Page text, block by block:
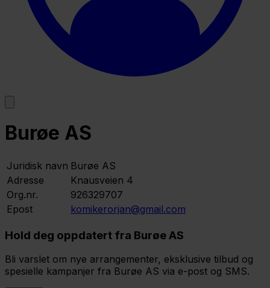
Burøe AS
Juridisk navn Burøe AS
Adresse
Knausveien 4
Org.nr.
926329707
Epost
komikerorjan@gmail.com
Hold deg oppdatert fra Burøe AS
Bli varslet om nye arrangementer, eksklusive tilbud og
spesielle kampanjer fra Burøe AS via e-post og SMS.